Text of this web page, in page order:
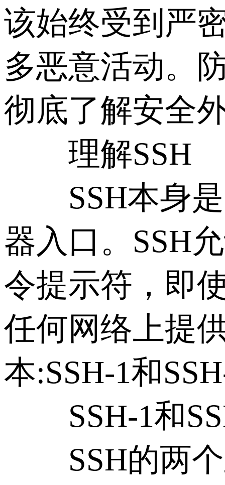
该始终受到严
多恶意活动。
彻底了解安全
理解SSH
SSH本身是
器入口。SSH
令提示符，即
任何网络上提
本:SSH-1和
SSH-1和
SSH的两个